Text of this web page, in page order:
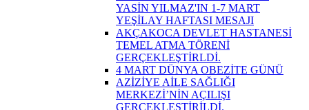
YASİN YILMAZ'IN 1-7 MART
YEŞİLAY HAFTASI MESAJI
AKÇAKOCA DEVLET HASTANESİ
TEMEL ATMA TÖRENİ
GERÇEKLEŞTİRLDİ.
4 MART DÜNYA OBEZİTE GÜNÜ
AZİZİYE AİLE SAĞLIĞI
MERKEZİ’NİN AÇILIŞI
GERÇEKLEŞTİRİLDİ.